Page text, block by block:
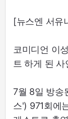
[뉴스엔 서유
코미디언 이
트 하게 된
7월 8일 방송
스') 971회에